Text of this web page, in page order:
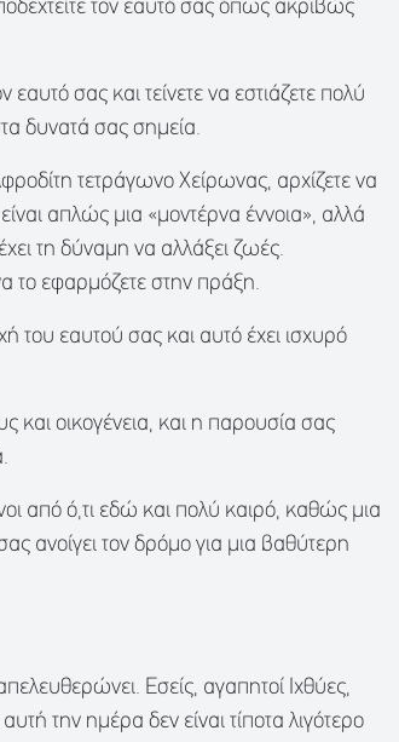
τον εαυτό σας όπως ακριβώς
εαυτό σας και τείνετε να εστιάζετε πολύ
δυνατά σας σημεία.
τετράγωνο Χείρωνας, αρχίζετε να
απλώς μια «μοντέρνα έννοια», αλλά
τη δύναμη να αλλάξει ζωές.
το εφαρμόζετε στην πράξη.
του εαυτού σας και αυτό έχει ισχυρό
και οικογένεια, και η παρουσία σας
από ό,τι εδώ και πολύ καιρό, καθώς μια
ανοίγει τον δρόμο για μια βαθύτερη
Εσείς, αγαπητοί Ιχθύες,
την ημέρα δεν είναι τίποτα λιγότερο